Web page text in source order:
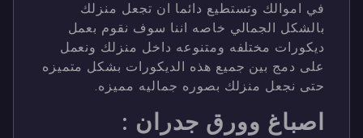
في اموالك وتستطيع دائما ان تجعل منزلك
بالشكل الجمالي خاصه اننا سوف نقوم بعمل
ديكورات مختلفه ومتنوعه داخل منزلك ونعمل
على دمج بين جميع هذه الديكورات بشكل متميزه
حتى نجعل منزلك بصوره جماليه مميزه.
اصباغ وورق جدران :